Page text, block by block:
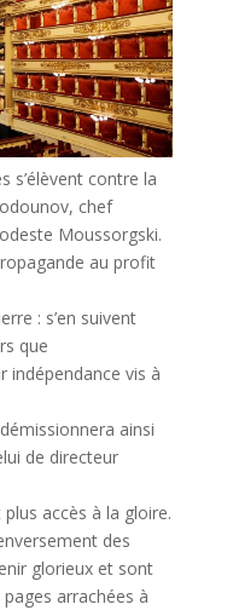
s’élèvent contre la
chef
Moussorgski.
au profit
: s’en suivent
que
indépendance vis à
ainsi
de directeur
plus accès à la gloire.
des
glorieux et sont
arrachées à